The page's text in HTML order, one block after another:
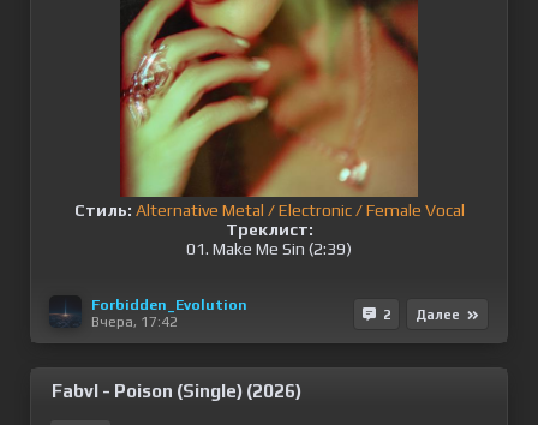
Стиль: Alternative Metal / Electronic / Female Vocal
Треклист:
01. Make Me Sin (2:39)
Forbidden_Evolution
Вчера, 17:42
2 Далее
Fabvl - Poison (Single) (2026)